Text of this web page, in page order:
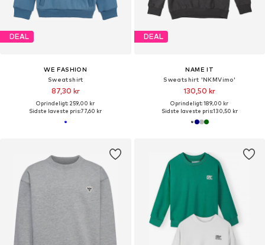
DEAL
WE FASHION
Sweatshirt
87,30 kr
Oprindeligt: 259,00 kr
Sidste laveste pris:77,60 kr
DEAL
NAME IT
Sweatshirt 'NKMVimo'
130,50 kr
Oprindeligt: 189,00 kr
Sidste laveste pris:130,50 kr